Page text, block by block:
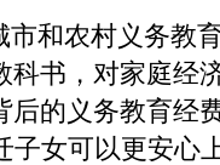
和农村义务教
科书，对家庭经
的义务教育经
子女可以更安心